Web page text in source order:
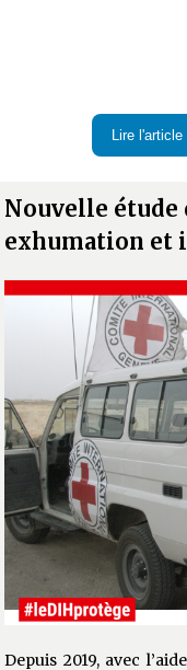
Lire l'article
Nouvelle étude
exhumation et
Depuis 2019, avec